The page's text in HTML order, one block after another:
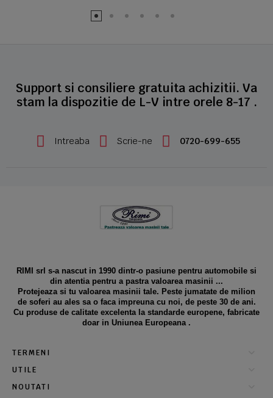
Support si consiliere gratuita achizitii. Va
stam la dispozitie de L-V intre orele 8-17 .
Intreaba Scrie-ne 0720-699-655
RIMI srl s-a nascut in 1990 dintr-o pasiune pentru automobile si
din atentia pentru a pastra valoarea masinii ...
Protejeaza si tu valoarea masinii tale. Peste jumatate de milion
de soferi au ales sa o faca impreuna cu noi, de peste 30 de ani.
Cu produse de calitate excelenta la standarde europene, fabricate
doar in Uniunea Europeana .
TERMENI
UTILE
NOUTATI